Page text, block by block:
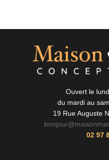
Ouvert le
du mardi au
19 Rue Auguste
02 97